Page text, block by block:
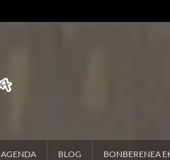
AGENDA BLOG BONBERENEA